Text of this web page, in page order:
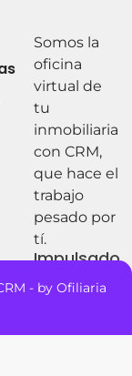
Somos la
oficina
virtual de
tu
inmobiliaria
con CRM,
que hace el
trabajo
pesado por
tí.
Impulsado
- by Ofiliaria